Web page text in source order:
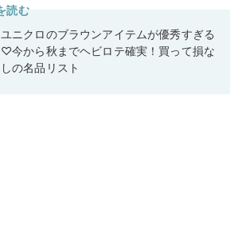
読む
ユニクロのブラウンアイテムが優秀すぎる
♡今から秋までヘビロテ確実！買って損な
しの名品リスト